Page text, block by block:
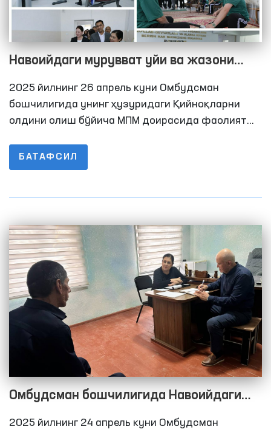
Навоийдаги мурувват уйи ва жазони
ижро этиш колонияларидаги шароитлар
ўрганилди
2025 йилнинг 26 апрель куни Омбудсман
бошчилигида унинг ҳузуридаги Қийноқларни
олдини олиш бўйича МПМ доирасида фаолият
дастлаб, Нурота “Мурувват” ногиронлиги бўлган
шахслар учун эркаклар интернат уйига
вакиллари ҳам иштирок этишди.
БАТАФСИЛ
Омбудсман бошчилигида Навоийдаги
қатор ҳаракатланиш эркинлиги
2025 йилнинг 24 апрель куни Омбудсман